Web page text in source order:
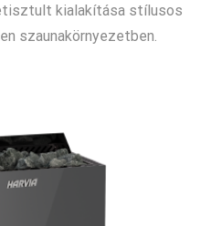
kialakítása stílusos
szaunakörnyezetben.